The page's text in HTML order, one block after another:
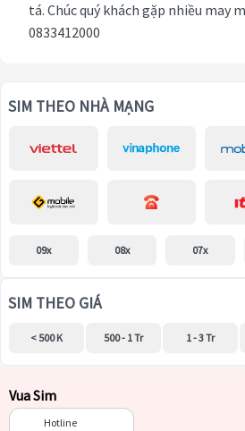
tá. Chúc quý khách gặp nhiều may
0833412000
SIM THEO NHÀ MẠNG
09x 08x 07x
SIM THEO GIÁ
< 500 K 500 - 1 Tr 1 - 3 Tr
Vua Sim
Hotline